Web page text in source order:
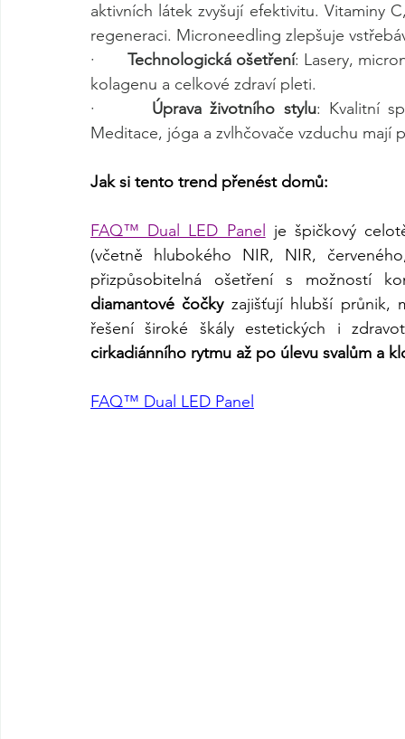
aktivních látek zvyšují efektivitu. Vitaminy
regeneraci. Microneedling zlepšuje
· Technologická ošetření: Lasery,
kolagenu a celkové zdraví pleti.
· Úprava životního stylu: Kvalitní
Meditace, jóga a zvlhčovače vzduchu mají
Jak si tento trend přenést domů:
FAQ™ Dual LED Panel
je špičkový
(včetně hlubokého NIR, NIR,
přizpůsobitelná ošetření s možností
diamantové čočky zajišťují hlubší průnik,
řešení široké škály estetických i
cirkadiánního rytmu až po úlevu svalům a
FAQ™ Dual LED Panel